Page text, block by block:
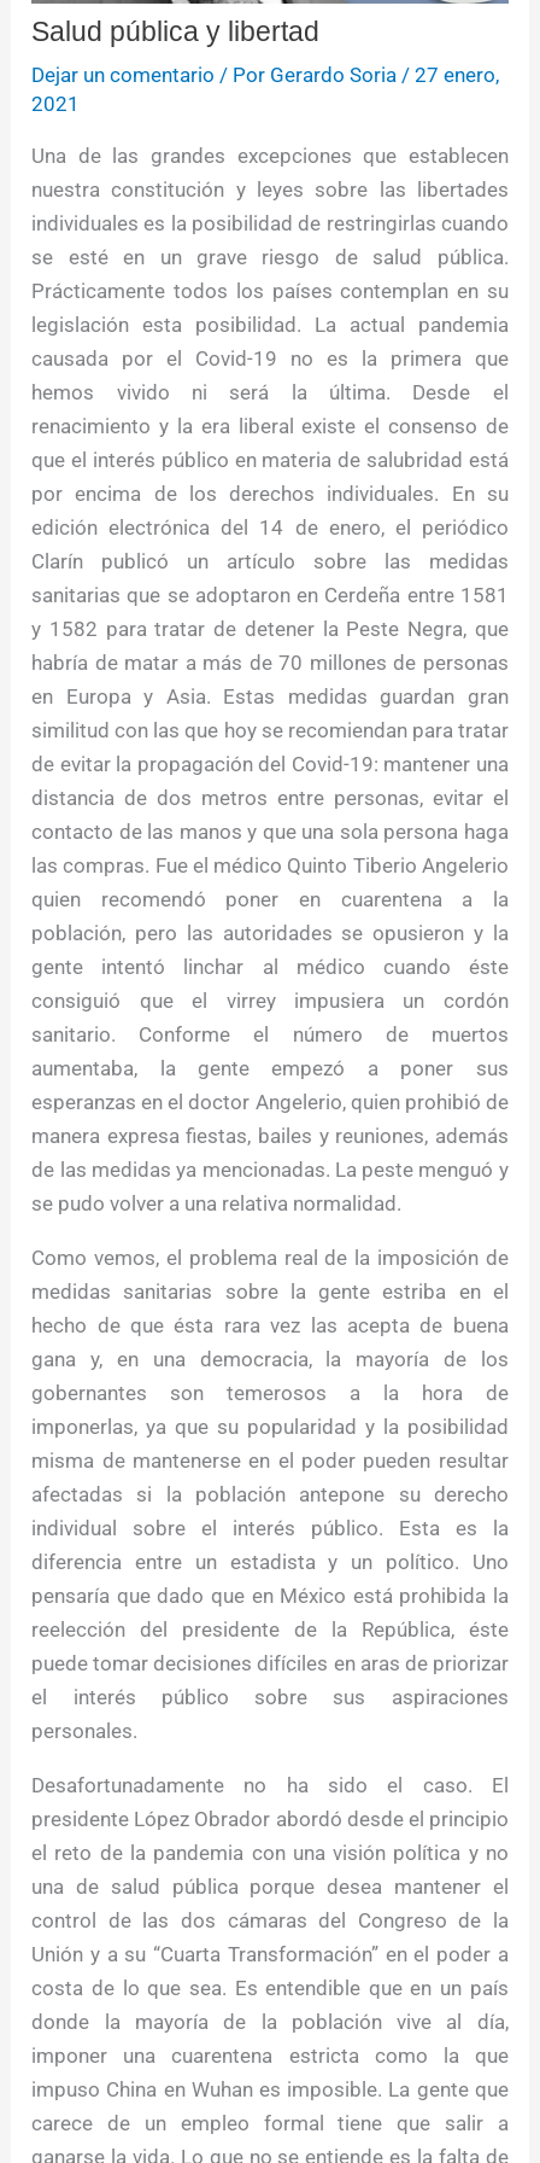
Salud pública y libertad
Dejar un comentario / Por Gerardo Soria /27 enero,
2021
Una de las grandes excepciones que establecen
nuestra constitución y leyes sobre las libertades
individuales es la posibilidad de restringirlas cuando
se esté en un grave riesgo de salud pública.
Prácticamente todos los países contemplan en su
legislación esta posibilidad. La actual pandemia
causada por el Covid-19 no es la primera que
hemos vivido ni será la última. Desde el
renacimiento y la era liberal existe el consenso de
que el interés público en materia de salubridad está
por encima de los derechos individuales. En su
edición electrónica del 14 de enero, el periódico
Clarín publicó un artículo sobre las medidas
sanitarias que se adoptaron en Cerdeña entre 1581
y 1582 para tratar de detener la Peste Negra, que
habría de matar a más de 70 millones de personas
en Europa y Asia. Estas medidas guardan gran
similitud con las que hoy se recomiendan para tratar
de evitar la propagación del Covid-19: mantener una
distancia de dos metros entre personas, evitar el
contacto de las manos y que una sola persona haga
las compras. Fue el médico Quinto Tiberio Angelerio
quien recomendó poner en cuarentena a la
población, pero las autoridades se opusieron y la
gente intentó linchar al médico cuando éste
consiguió que el virrey impusiera un cordón
sanitario. Conforme el número de muertos
aumentaba, la gente empezó a poner sus
esperanzas en el doctor Angelerio, quien prohibió de
manera expresa fiestas, bailes y reuniones, además
de las medidas ya mencionadas. La peste menguó y
se pudo volver a una relativa normalidad.
Como vemos, el problema real de la imposición de
medidas sanitarias sobre la gente estriba en el
hecho de que ésta rara vez las acepta de buena
gana y, en una democracia, la mayoría de los
gobernantes son temerosos a la hora de
imponerlas, ya que su popularidad y la posibilidad
misma de mantenerse en el poder pueden resultar
afectadas si la población antepone su derecho
individual sobre el interés público. Esta es la
diferencia entre un estadista y un político. Uno
pensaría que dado que en México está prohibida la
reelección del presidente de la República, éste
puede tomar decisiones difíciles en aras de priorizar
el interés público sobre sus aspiraciones
personales.
Desafortunadamente no ha sido el caso. El
presidente López Obrador abordó desde el principio
el reto de la pandemia con una visión política y no
una de salud pública porque desea mantener el
control de las dos cámaras del Congreso de la
Unión y a su “Cuarta Transformación” en el poder a
costa de lo que sea. Es entendible que en un país
donde la mayoría de la población vive al día,
imponer una cuarentena estricta como la que
impuso China en Wuhan es imposible. La gente que
carece de un empleo formal tiene que salir a
ganarse la vida. Lo que no se entiende es la falta de